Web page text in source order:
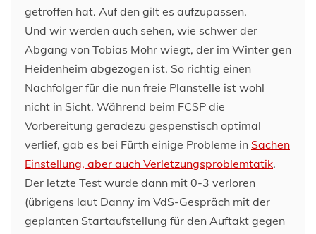
getroffen hat. Auf den gilt es aufzupassen.
Und wir werden auch sehen, wie schwer der
Abgang von Tobias Mohr wiegt, der im Winter gen
Heidenheim abgezogen ist. So richtig einen
Nachfolger für die nun freie Planstelle ist wohl
nicht in Sicht. Während beim FCSP die
Vorbereitung geradezu gespenstisch optimal
verlief, gab es bei Fürth einige Probleme in Sachen
Einstellung, aber auch Verletzungsproblemtatik.
Der letzte Test wurde dann mit 0-3 verloren
(übrigens laut Danny im VdS-Gespräch mit der
geplanten Startaufstellung für den Auftakt gegen